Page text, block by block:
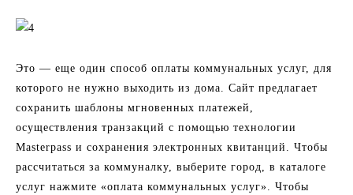
Это — еще один способ оплаты коммунальных услуг, для
которого не нужно выходить из дома. Сайт предлагает
сохранить шаблоны мгновенных платежей,
осуществления транзакций с помощью технологии
Masterpass и сохранения электронных квитанций. Чтобы
рассчитаться за коммуналку, выберите город, в каталоге
услуг нажмите «оплата коммунальных услуг». Чтобы